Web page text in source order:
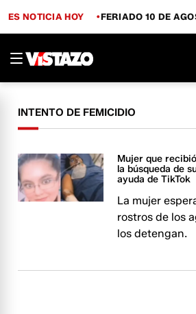
ES NOTICIA HOY FERIADO 10 DE
INTENTO DE FEMICIDIO
Mujer que
la búsqueda de
ayuda de TikTok
La mujer
rostros de los
los detengan.